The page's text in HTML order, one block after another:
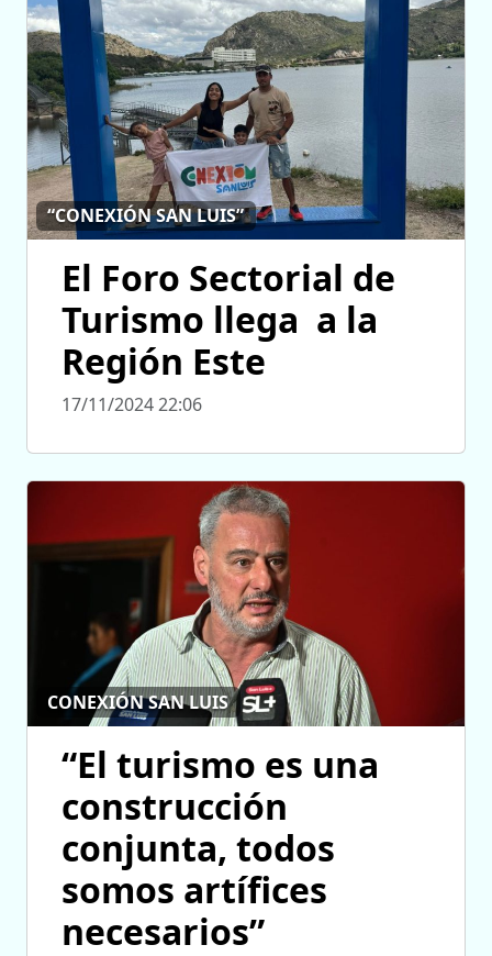
“CONEXIÓN SAN LUIS”
El Foro Sectorial de
Turismo llega a la
Región Este
17/11/2024 22:06
CONEXIÓN SAN LUIS
“El turismo es una
construcción
conjunta, todos
somos artífices
necesarios”